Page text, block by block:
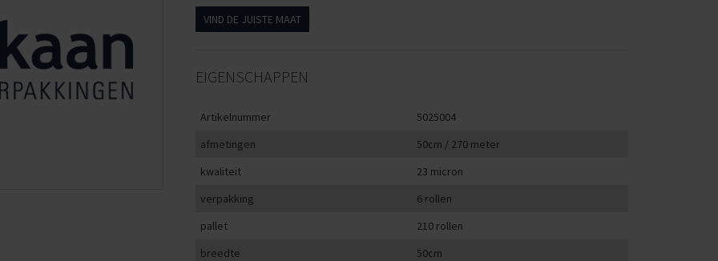
VIND DE JUISTE MAAT
EIGENSCHAPPEN
Artikelnummer
5025004
afmetingen
50cm / 270 meter
kwaliteit
23 micron
verpakking
6 rollen
pallet
210 rollen
breedte
50cm